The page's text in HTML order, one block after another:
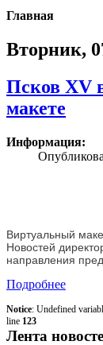
Главная
Вторник,
Псков XV
макете
Информация:
Виртуальный
Новостей
направления
Подробнее
Notice: Undefined
line 123
Лента